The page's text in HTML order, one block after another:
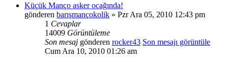
Küçük Manço asker ocağında!
gönderen barışmançokolik » Pzr Ara 05, 2010 12:43 pm
1 Cevaplar
14009 Görüntüleme
Son mesaj gönderen rocker43 Son mesajı görüntüle
Cum Ara 10, 2010 01:26 am